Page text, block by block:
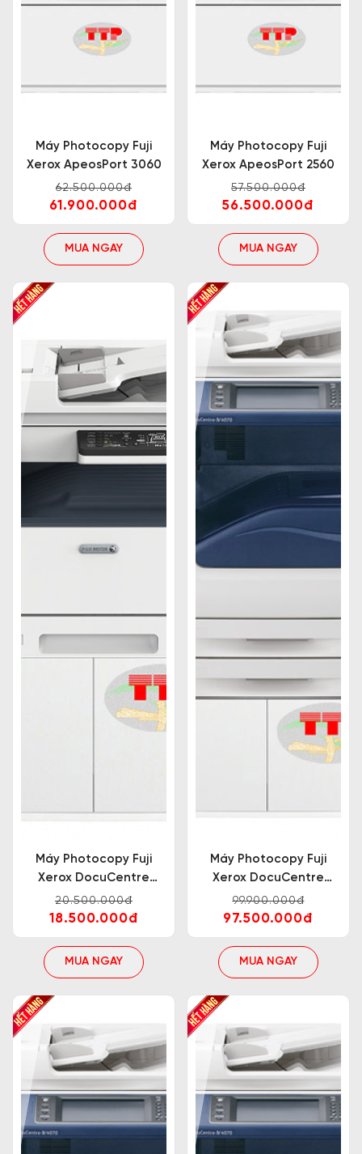
Máy Photocopy Fuji
Xerox ApeosPort 3060
62.500.000đ
61.900.000đ
MUA NGAY
Máy Photocopy Fuji
Xerox ApeosPort 2560
57.500.000đ
56.500.000đ
MUA NGAY
Máy Photocopy Fuji
Xerox DocuCentre
S2110
20.500.000đ
18.500.000đ
MUA NGAY
Máy Photocopy Fuji
Xerox DocuCentre
V5070 CPS
99.900.000đ
97.500.000đ
MUA NGAY